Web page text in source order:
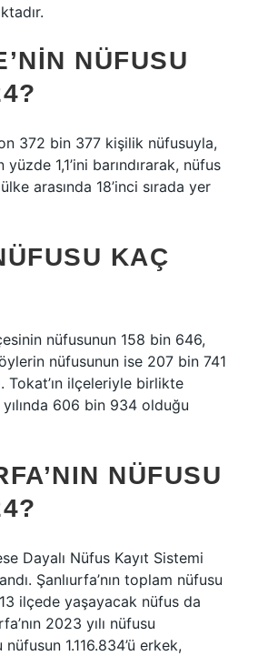
NÜFUSU
372 bin 377 kişilik nüfusuyla,
1,1’ini barındırarak, nüfus
arasında 18’inci sırada yer
KAÇ
nüfusunun 158 bin 646,
nüfusunun ise 207 bin 741
Tokat’ın ilçeleriyle birlikte
606 bin 934 olduğu
NÜFUSU
Dayalı Nüfus Kayıt Sistemi
Şanlıurfa’nın toplam nüfusu
ilçede yaşayacak nüfus da
2023 yılı nüfusu
1.116.834’ü erkek,